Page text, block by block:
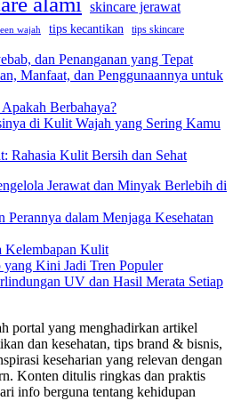
skincare jerawat
wajah tips kecantikan tips skincare
dan Penanganan yang Tepat
Manfaat, dan Penggunaannya untuk
Berbahaya?
di Kulit Wajah yang Sering Kamu
Rahasia Kulit Bersih dan Sehat
Jerawat dan Minyak Berlebih di
dalam Menjaga Kesehatan
Kelembapan Kulit
Kini Jadi Tren Populer
UV dan Hasil Merata Setiap
portal yang menghadirkan artikel
dan kesehatan, tips brand & bisnis,
keseharian yang relevan dengan
Konten ditulis ringkas dan praktis
info berguna tentang kehidupan